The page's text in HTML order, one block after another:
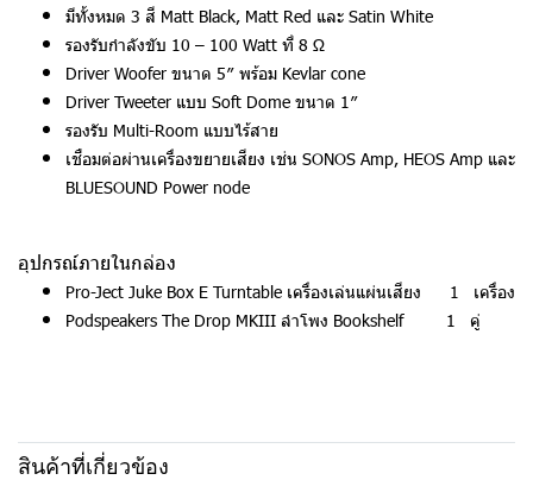
มีทั้งหมด 3 สี Matt Black, Matt Red และ Satin White
รองรับกำลังขับ 10 – 100 Watt ที่ 8 Ω
Driver Woofer ขนาด 5″ พร้อม Kevlar cone
Driver Tweeter แบบ Soft Dome ขนาด 1″
รองรับ Multi-Room แบบไร้สาย
เชื่อมต่อผ่านเครื่องขยายเสียง เช่น SONOS Amp, HEOS Amp และ
BLUESOUND Power node
อุปกรณ์ภายในกล่อง
Pro-Ject Juke Box E Turntable เครื่องเล่นแผ่นเสียง 1 เครื่อง
Podspeakers The Drop MKIII ลำโพง Bookshelf 1 คู่
สินค้าที่เกี่ยวข้อง